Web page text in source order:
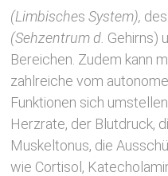
(Limbisches System), des
(Sehzentrum d. Gehirns)
Bereichen. Zudem kann
zahlreiche vom
Funktionen sich
Herzrate, der Blutdruck,
Muskeltonus, die
wie Cortisol, Katecholamin